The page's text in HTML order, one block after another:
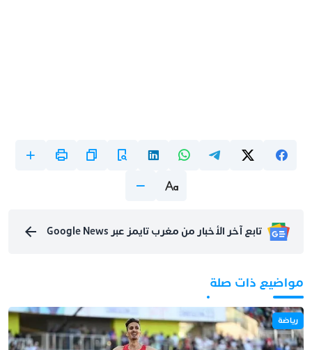
تابع آخر الأخبار من مغرب تايمز عبر Google News
مواضيع ذات صلة
رياضة